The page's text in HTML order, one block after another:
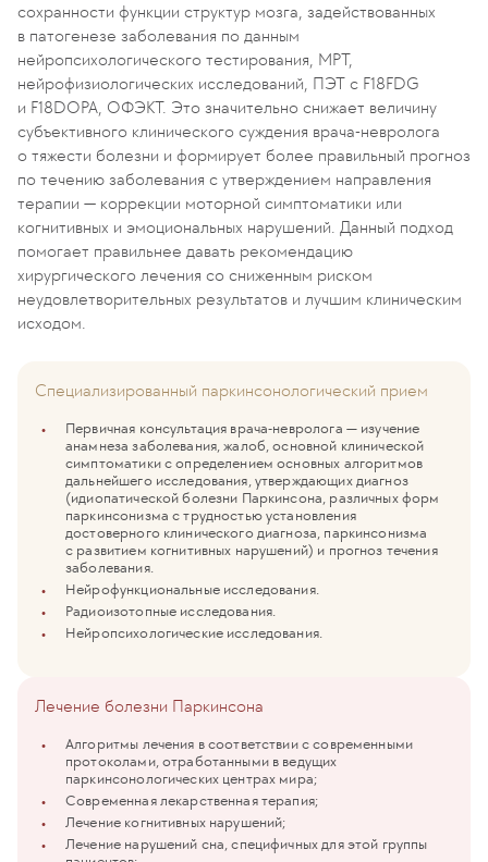
сохранности функции структур мозга, задействованных
в патогенезе заболевания по данным
нейропсихологического тестирования, МРТ,
нейрофизиологических исследований, ПЭТ с F18FDG
и F18DOPA, ОФЭКТ. Это значительно снижает величину
субъективного клинического суждения врача-невролога
о тяжести болезни и формирует более правильный прогноз
по течению заболевания с утверждением направления
терапии — коррекции моторной симптоматики или
когнитивных и эмоциональных нарушений. Данный подход
помогает правильнее давать рекомендацию
хирургического лечения со сниженным риском
неудовлетворительных результатов и лучшим клиническим
исходом.
Специализированный паркинсонологический прием
Первичная консультация врача-невролога — изучение
анамнеза заболевания, жалоб, основной клинической
симптоматики с определением основных алгоритмов
дальнейшего исследования, утверждающих диагноз
(идиопатической болезни Паркинсона, различных форм
паркинсонизма с трудностью установления
достоверного клинического диагноза, паркинсонизма
с развитием когнитивных нарушений) и прогноз течения
заболевания.
Нейрофункциональные исследования.
Радиоизотопные исследования.
Нейропсихологические исследования.
Лечение болезни Паркинсона
Алгоритмы лечения в соответствии с современными
протоколами, отработанными в ведущих
паркинсонологических центрах мира;
Современная лекарственная терапия;
Лечение когнитивных нарушений;
Лечение нарушений сна, специфичных для этой группы